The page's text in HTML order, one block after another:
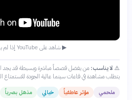
▶ شاهد على YouTube إذا لم يظهر الإعلان
⚠️لا يناسب: من يفضل قصصاً مباشرة وبسيطة قد يجد
يتطلب مشاهدة في قاعات سينما عالية الجودة للاستمتاع
ملحمي مؤثر عاطفياً خيالي مذهل بصرياً